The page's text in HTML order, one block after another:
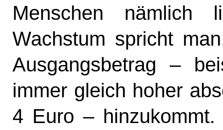
Menschen nämlich
Wachstum spricht
Ausgangsbetrag –
immer gleich hoher
4 Euro –